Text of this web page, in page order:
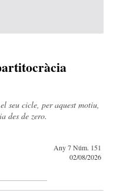
seu cicle, per aquest motiu,
des de zero.
Any 7 Núm. 151
02/08/2026